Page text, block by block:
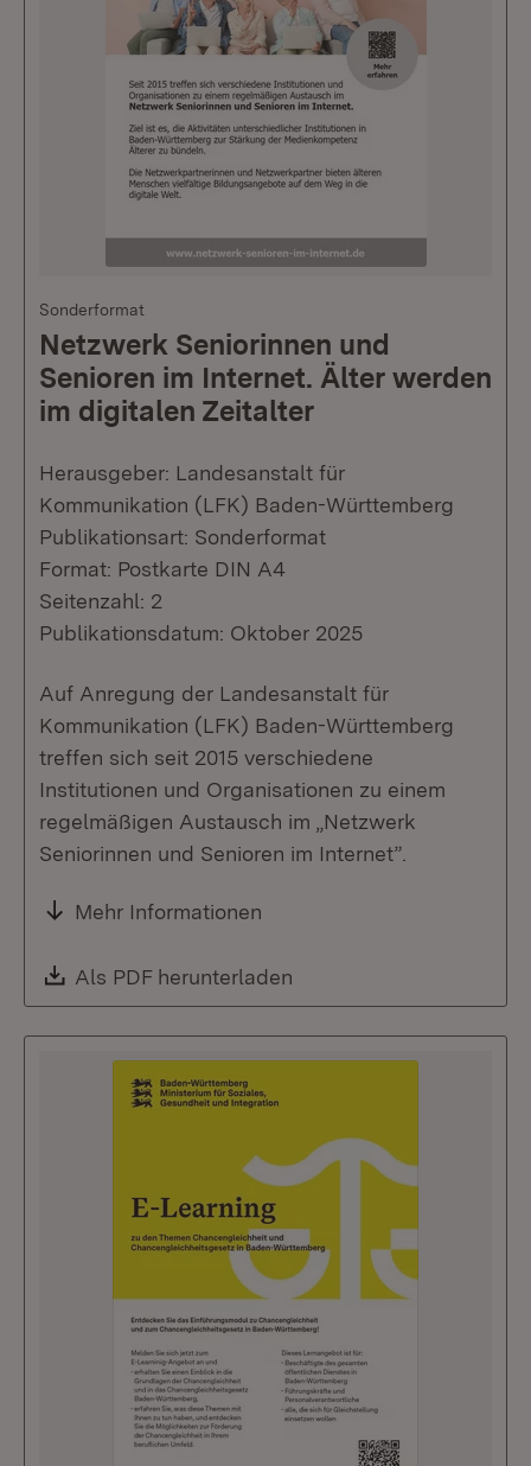
Sonderformat
Netzwerk Seniorinnen und
Senioren im Internet. Älter werden
im digitalen Zeitalter
Herausgeber: Landesanstalt für
Kommunikation (LFK) Baden-Württemberg
Publikationsart: Sonderformat
Format: Postkarte DIN A4
Seitenzahl: 2
Publikationsdatum: Oktober 2025
Auf Anregung der Landesanstalt für
Kommunikation (LFK) Baden-Württemberg
treffen sich seit 2015 verschiedene
Institutionen und Organisationen zu einem
regelmäßigen Austausch im „Netzwerk
Seniorinnen und Senioren im Internet”.
Mehr Informationen
Download:
Als PDF herunterladen